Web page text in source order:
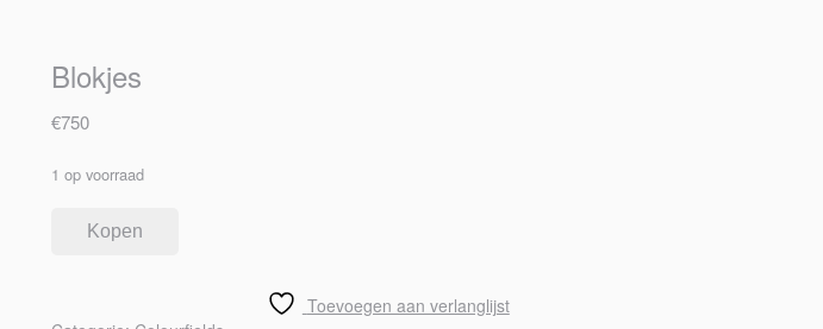
Blokjes
€750
1 op voorraad
Kopen
Toevoegen aan verlanglijst